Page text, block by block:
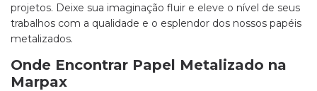
projetos. Deixe sua imaginação fluir e eleve o nível de seus
trabalhos com a qualidade e o esplendor dos nossos papéis
metalizados.
Onde Encontrar Papel Metalizado na
Marpax